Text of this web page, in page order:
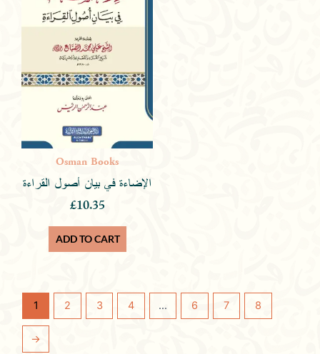
Osman Books
الإضاءة في بيان أصول القراءة
£10.35
ADD TO CART
1 2 3 4 … 6 7 8
→